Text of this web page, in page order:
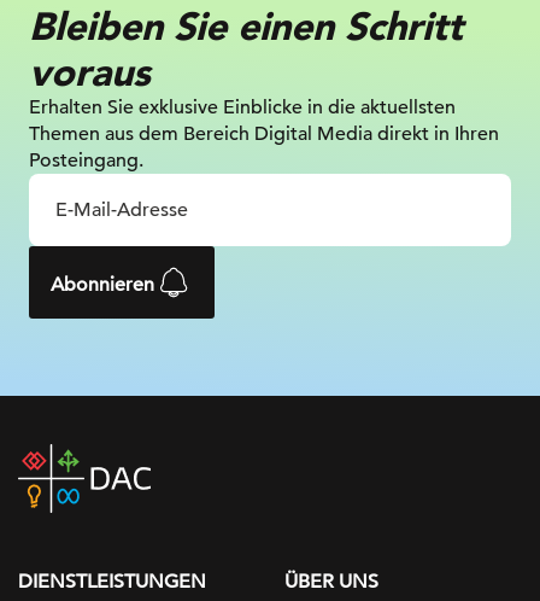
Bleiben Sie einen Schritt
voraus
Erhalten Sie exklusive Einblicke in die aktuellsten
Themen aus dem Bereich Digital Media direkt in Ihren
Posteingang.
Abonnieren
DAC
home
DIENSTLEISTUNGEN
ÜBER UNS